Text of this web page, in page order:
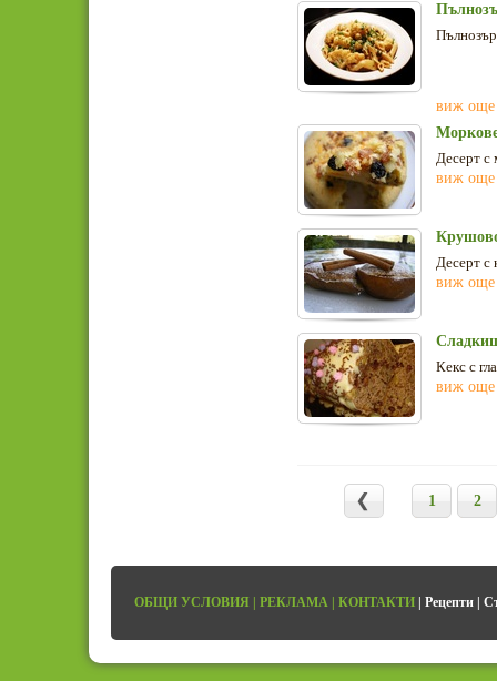
виж още
Десерт с
виж още
Десерт с
виж още
Кекс с
виж още
1 2
ОБЩИ УСЛОВИЯ РЕКЛАМА КОНТАКТИ Рецепти